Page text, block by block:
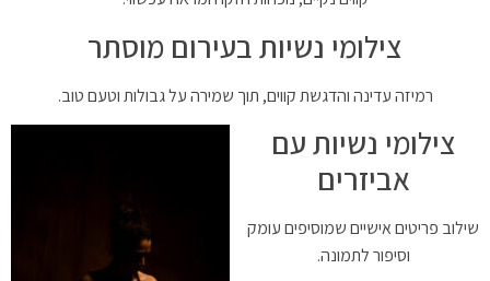
צילומי נשיות בעירום מוסתר
רמיזה עדינה והדגשת קווים, תוך שמירה על גבולות וטעם טוב.
צילומי נשיות עם
אביזרים
שילוב פריטים אישיים שמוסיפים עומק
וסיפור לתמונה.